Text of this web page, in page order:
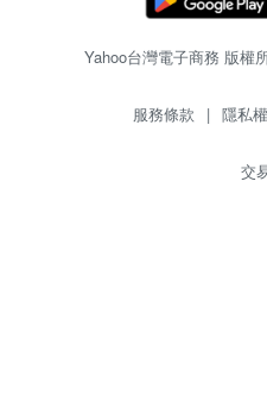
Yahoo台灣電子商務 版權
服務條款 | 隱私權
交